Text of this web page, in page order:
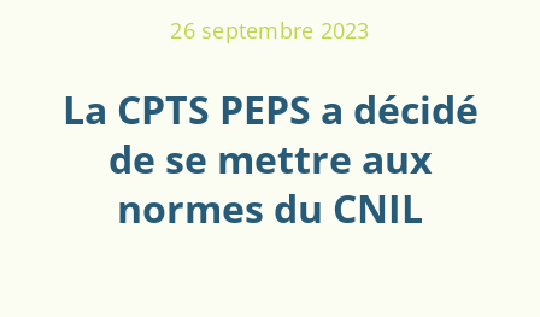
Nos actions
Actualités
26 septembre 2023
La CPTS PEPS a décidé
de se mettre aux
normes du CNIL